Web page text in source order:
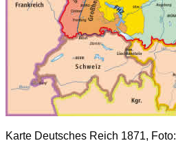
Karte Deutsches Reich 1871, Foto: